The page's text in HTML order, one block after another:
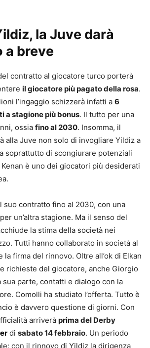
la Juve darà
a breve
contratto al giocatore turco porterà
il giocatore più pagato della rosa.
l’ingaggio schizzerà infatti a 6
a stagione più bonus. Il tutto per una
ossia fino al 2030. Insomma, il
alla Juve non solo di invogliare Yildiz a
soprattutto di scongiurare potenziali
è uno dei giocatori più desiderati
suo contratto fino al 2030, con una
un’altra stagione. Ma il senso del
la stima della società nei
Tutti hanno collaborato in società al
firma del rinnovo. Oltre all’ok di Elkan
richieste del giocatore, anche Giorgio
sua parte, contatti e dialogo con la
Comolli ha studiato l’offerta. Tutto è
è davvero questione di giorni. Con
arriverà prima del Derby
di sabato 14 febbraio. Un periodo
con il rinnovo di Yildiz la dirigenza